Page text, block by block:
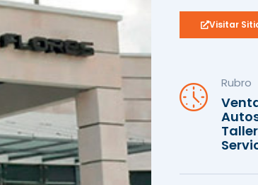
Visitar
Rubro